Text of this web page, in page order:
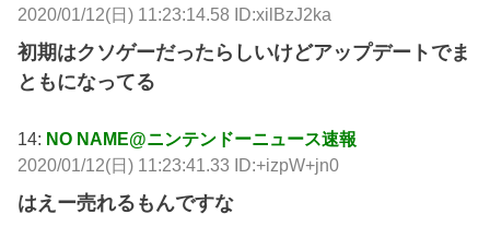
2020/01/12(日) 11:23:14.58 ID:xilBzJ2ka
初期はクソゲーだったらしいけどアップデートでま
ともになってる
14: NO NAME@ニンテンドーニュース速報
2020/01/12(日) 11:23:41.33 ID:+izpW+jn0
はえー売れるもんですな